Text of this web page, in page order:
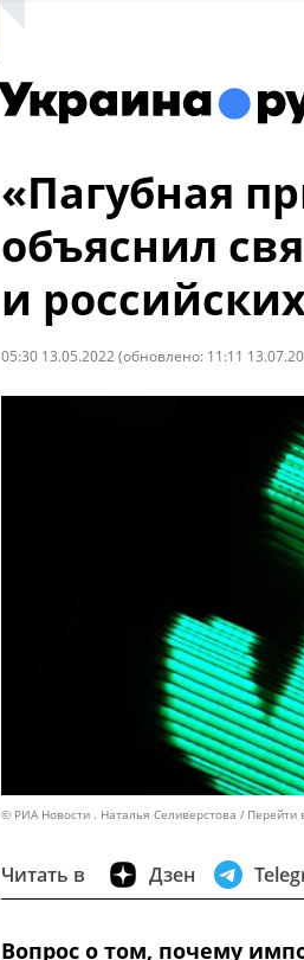
«Пагубная
объяснил
и
05:30 13.05.2022 (обновлено: 11:11
© РИА Новости . Наталья Селиверстова Перейти
Читать в Дзен
Вопрос о том, почему